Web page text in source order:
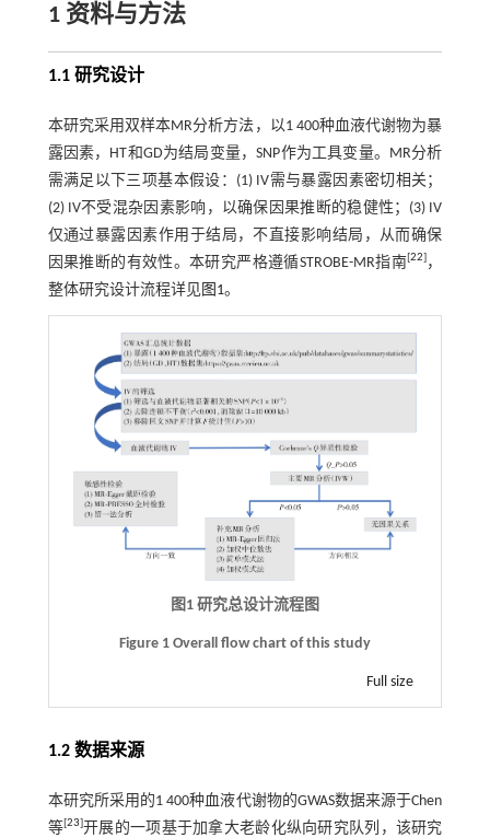
1 资料与方法
1.1 研究设计
本研究采用双样本MR分析方法，以1 400种血液代谢物为暴
露因素，HT和GD为结局变量，SNP作为工具变量。MR分析
需满足以下三项基本假设：(1) IV需与暴露因素密切相关；
(2) IV不受混杂因素影响，以确保因果推断的稳健性；(3) IV
仅通过暴露因素作用于结局，不直接影响结局，从而确保
因果推断的有效性。本研究严格遵循STROBE-MR指南 [22 ，
整体研究设计流程详见图1。
图1 研究总设计流程图
Figure 1 Overall flow chart of this study
Full size
1.2 数据来源
本研究所采用的1 400种血液代谢物的GWAS数据来源于Chen
等[ 23 开展的一项基于加拿大老龄化纵向研究队列，该研究